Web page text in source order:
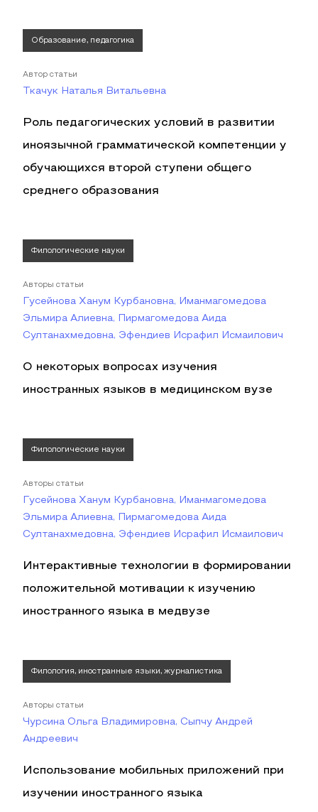
Образование, педагогика
Автор статьи
Ткачук Наталья Витальевна
Роль педагогических условий в развитии
иноязычной грамматической компетенции у
обучающихся второй ступени общего
среднего образования
Филологические науки
Авторы статьи
Гусейнова Ханум Курбановна, Иманмагомедова
Эльмира Алиевна, Пирмагомедова Аида
Султанахмедовна, Эфендиев Исрафил Исмаилович
О некоторых вопросах изучения
иностранных языков в медицинском вузе
Филологические науки
Авторы статьи
Гусейнова Ханум Курбановна, Иманмагомедова
Эльмира Алиевна, Пирмагомедова Аида
Султанахмедовна, Эфендиев Исрафил Исмаилович
Интерактивные технологии в формировании
положительной мотивации к изучению
иностранного языка в медвузе
Филология, иностранные языки, журналистика
Авторы статьи
Чурсина Ольга Владимировна, Сыпчу Андрей
Андреевич
Использование мобильных приложений при
изучении иностранного языка